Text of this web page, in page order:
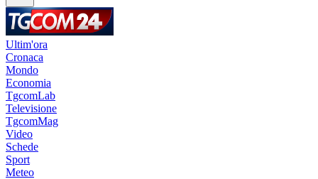
Ultim'ora
Cronaca
Mondo
Economia
TgcomLab
Televisione
TgcomMag
Video
Schede
Sport
Meteo